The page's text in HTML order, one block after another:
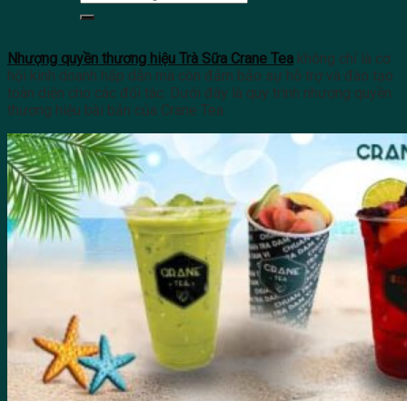
Nhượng quyền thương hiệu Trà Sữa Crane Tea không chỉ là cơ
hội kinh doanh hấp dẫn mà còn đảm bảo sự hỗ trợ và đào tạo
toàn diện cho các đối tác. Dưới đây là quy trình nhượng quyền
thương hiệu bài bản của Crane Tea.